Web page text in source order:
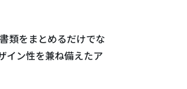
類をまとめるだけでな
イン性を兼ね備えたア